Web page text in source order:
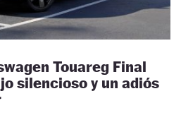
Touareg Final
silencioso y un adiós